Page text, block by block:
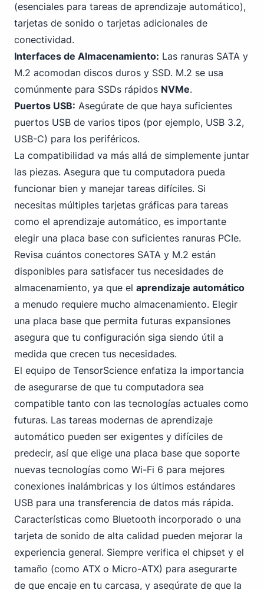
(esenciales para tareas de aprendizaje automático),
tarjetas de sonido o tarjetas adicionales de
conectividad.
Interfaces de Almacenamiento: Las ranuras SATA y
M.2 acomodan discos duros y SSD. M.2 se usa
comúnmente para SSDs rápidos NVMe.
Puertos USB: Asegúrate de que haya suficientes
puertos USB de varios tipos (por ejemplo, USB 3.2,
USB-C) para los periféricos.
La compatibilidad va más allá de simplemente juntar
las piezas. Asegura que tu computadora pueda
funcionar bien y manejar tareas difíciles. Si
necesitas múltiples tarjetas gráficas para tareas
como el aprendizaje automático, es importante
elegir una placa base con suficientes ranuras PCIe.
Revisa cuántos conectores SATA y M.2 están
disponibles para satisfacer tus necesidades de
almacenamiento, ya que el aprendizaje automático
a menudo requiere mucho almacenamiento. Elegir
una placa base que permita futuras expansiones
asegura que tu configuración siga siendo útil a
medida que crecen tus necesidades.
El equipo de TensorScience enfatiza la importancia
de asegurarse de que tu computadora sea
compatible tanto con las tecnologías actuales como
futuras. Las tareas modernas de aprendizaje
automático pueden ser exigentes y difíciles de
predecir, así que elige una placa base que soporte
nuevas tecnologías como Wi-Fi 6 para mejores
conexiones inalámbricas y los últimos estándares
USB para una transferencia de datos más rápida.
Características como Bluetooth incorporado o una
tarjeta de sonido de alta calidad pueden mejorar la
experiencia general. Siempre verifica el chipset y el
tamaño (como ATX o Micro-ATX) para asegurarte
de que encaje en tu carcasa, y asegúrate de que la